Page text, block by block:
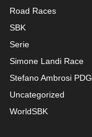
Road Races
SBK
Serie
Simone Landi Race
Stefano Ambrosi PDG
Uncategorized
WorldSBK